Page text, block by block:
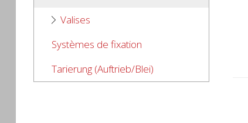
Valises
Systèmes de fixation
Tarierung (Auftrieb/Blei)